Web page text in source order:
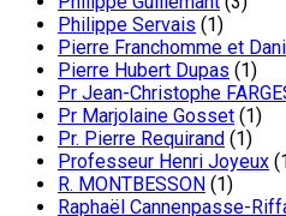
Philippe Servais (1)
Pierre Franchomme et
Pierre Hubert Dupas (1)
Pr Jean-Christophe
Pr Marjolaine Gosset (1)
Pr. Pierre Requirand (1)
Professeur Henri Joyeux
R. MONTBESSON (1)
Raphaël Cannenpasse-